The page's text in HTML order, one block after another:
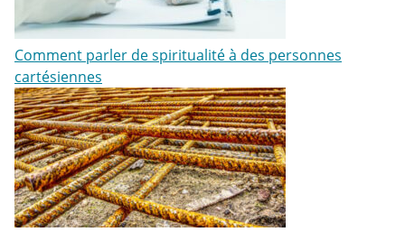
Comment parler de spiritualité à des personnes
cartésiennes